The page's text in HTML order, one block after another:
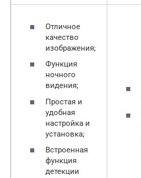
Отличное
качество
изображения;
Функция
ночного
видения;
Простая и
удобная
настройка и
установка;
Встроенная
функция
детекции